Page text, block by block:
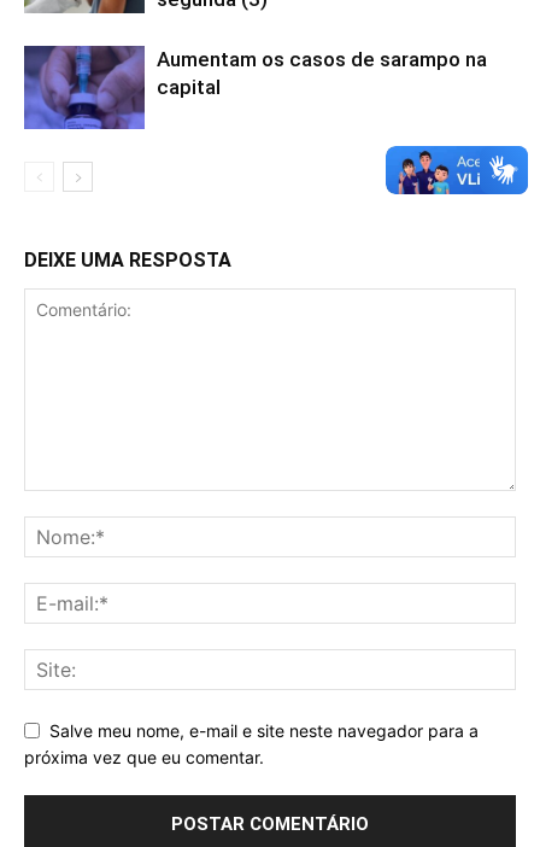
Aumentam os casos de sarampo na
capital
DEIXE UMA RESPOSTA
Salve meu nome, e-mail e site neste navegador para a
próxima vez que eu comentar.